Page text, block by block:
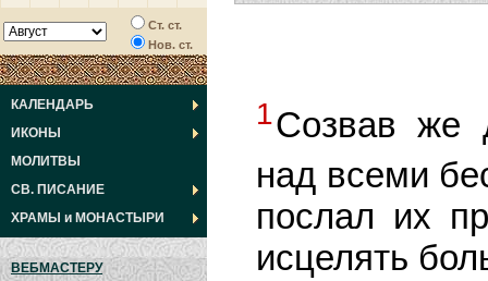
Ст. ст.
Нов. ст.
КАЛЕНДАРЬ
ИКОНЫ
МОЛИТВЫ
СВ. ПИСАНИЕ
ХРАМЫ и МОНАСТЫРИ
ВЕБМАСТЕРУ
1Созвав же
над всеми
послал их
исцелять